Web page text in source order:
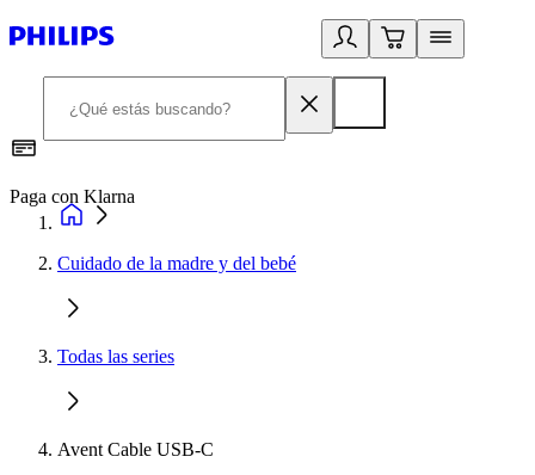
Paga con Klarna
Cuidado de la madre y del bebé
Todas las series
Avent Cable USB-C